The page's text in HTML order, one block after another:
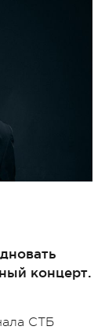
концерт.
СТБ